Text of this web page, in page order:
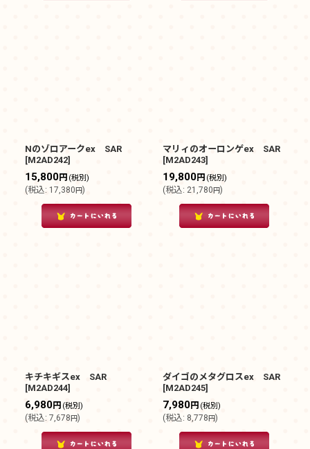
Nのゾロアークex SAR
[M2AD242]
15,800円 (税別)
(税込: 17,380円)
マリィのオーロンゲex SAR
[M2AD243]
19,800円 (税別)
(税込: 21,780円)
キチキギスex SAR
[M2AD244]
6,980円 (税別)
(税込: 7,678円)
ダイゴのメタグロスex SAR
[M2AD245]
7,980円 (税別)
(税込: 8,778円)